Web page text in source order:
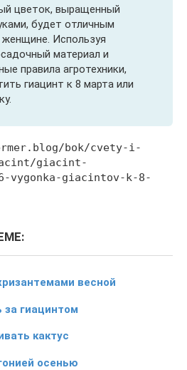
цветок, выращенный
будет отличным
Используя
материал и
правила агротехники,
гиацинт к 8 марта или
bok/cvety-i-
giacint-
vygonka-giacintov-k-8-
весной
за гиацинтом
кактус
осенью